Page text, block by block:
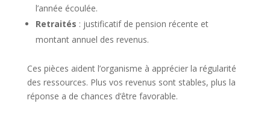
l’année écoulée.
Retraités : justificatif de pension récente et
montant annuel des revenus.
Ces pièces aident l’organisme à apprécier la régularité
des ressources. Plus vos revenus sont stables, plus la
réponse a de chances d’être favorable.